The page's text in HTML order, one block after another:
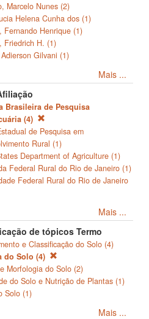
Marcelo Nunes (2)
Helena Cunha dos (1)
Fernando Henrique (1)
Friedrich H. (1)
Gilvani (1)
Mais ...
Brasileira de Pesquisa
(4)
de Pesquisa em
Rural (1)
Department of Agriculture (1)
Federal Rural do Rio de Janeiro (1)
Federal Rural do Rio de Janeiro
Mais ...
de tópicos Termo
e Classificação do Solo (4)
do Solo (4)
Morfologia do Solo (2)
do Solo e Nutrição de Plantas (1)
Solo (1)
Mais ...